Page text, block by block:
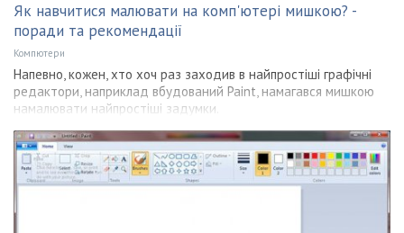
Як навчитися малювати на комп'ютері мишкою? -
поради та рекомендації
Компютери
Напевно, кожен, хто хоч раз заходив в найпростіші графічні
редактори, наприклад вбудований Paint, намагався мишкою
намалювати найпростіші задумки.